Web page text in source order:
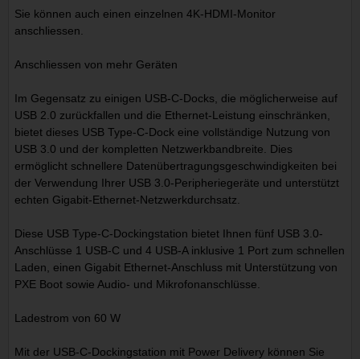
Sie können auch einen einzelnen 4K-HDMI-Monitor
anschliessen.
Anschliessen von mehr Geräten
Im Gegensatz zu einigen USB-C-Docks, die möglicherweise auf
USB 2.0 zurückfallen und die Ethernet-Leistung einschränken,
bietet dieses USB Type-C-Dock eine vollständige Nutzung von
USB 3.0 und der kompletten Netzwerkbandbreite. Dies
ermöglicht schnellere Datenübertragungsgeschwindigkeiten bei
der Verwendung Ihrer USB 3.0-Peripheriegeräte und unterstützt
echten Gigabit-Ethernet-Netzwerkdurchsatz.
Diese USB Type-C-Dockingstation bietet Ihnen fünf USB 3.0-
Anschlüsse 1 USB-C und 4 USB-A inklusive 1 Port zum schnellen
Laden, einen Gigabit Ethernet-Anschluss mit Unterstützung von
PXE Boot sowie Audio- und Mikrofonanschlüsse.
Ladestrom von 60 W
Mit der USB-C-Dockingstation mit Power Delivery können Sie